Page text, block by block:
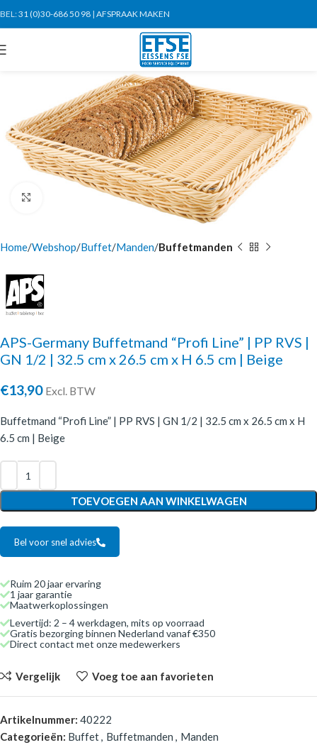
BEL:31 (0)30-686 50 98 | AFSPRAAK MAKEN
Click to enlarge
Home Webshop Buffet Manden Buffetmanden
APS-Germany Buffetmand “Profi Line” | PP RVS |
GN 1/2 | 32.5 cm x 26.5 cm x H 6.5 cm | Beige
€13,90 Excl. BTW
Buffetmand “Profi Line” | PP RVS | GN 1/2 | 32.5 cm x 26.5 cm x H
6.5 cm | Beige
TOEVOEGEN AAN WINKELWAGEN
Bel voor snel advies
Ruim 20 jaar ervaring
1 jaar garantie
Maatwerkoplossingen
Levertijd: 2 – 4 werkdagen, mits op voorraad
Gratis bezorging binnen Nederland vanaf €350
Direct contact met onze medewerkers
Vergelijk Voeg toe aan favorieten
Artikelnummer: 40222
Categorieën: Buffet, Buffetmanden , Manden